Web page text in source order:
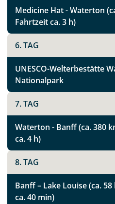
Medicine Hat - Waterton
Fahrtzeit ca. 3 h)
6. TAG
UNESCO-Welterbestätte
Nationalpark
7. TAG
Waterton - Banff (ca. 380
ca. 4 h)
8. TAG
Banff – Lake Louise (ca.
ca. 40 min)